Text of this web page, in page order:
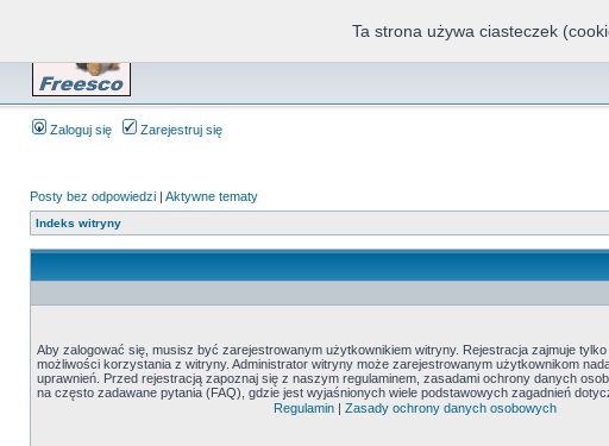
Zaloguj się Zarejestruj się
Posty bez odpowiedzi | Aktywne tematy
Indeks witryny
Aby zalogować się, musisz być zarejestrowanym użytkownikiem witryny. Rejestracja zajmuje
możliwości korzystania z witryny. Administrator witryny może zarejestrowanym użytkownikom
uprawnień. Przed rejestracją zapoznaj się z naszym regulaminem, zasadami ochrony danych
na często zadawane pytania (FAQ), gdzie jest wyjaśnionych wiele podstawowych zagadnień
Regulamin| Zasady ochrony danych osobowych
Ta strona używa ciasteczek